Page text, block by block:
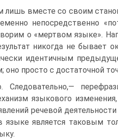
лишь вместе со своим
непосредственно
о «мертвом языке».
никогда не бывает
иден­тичным
оно просто с до­статочной
языкового
речевой
является таковым